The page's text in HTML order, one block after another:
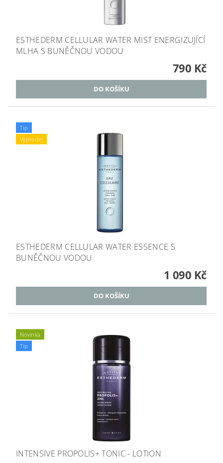
ESTHEDERM CELLULAR WATER MIST ENERGIZUJÍCÍ
MLHA S BUNĚČNOU VODOU
790 Kč
Tip
Výprodej
ESTHEDERM CELLULAR WATER ESSENCE S
BUNĚČNOU VODOU
1 090 Kč
Novinka
Tip
INTENSIVE PROPOLIS+ TONIC - LOTION